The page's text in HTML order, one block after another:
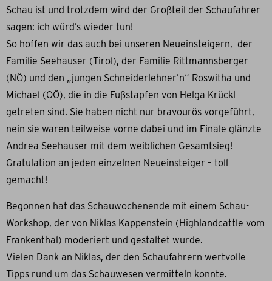
Schau ist und trotzdem wird der Großteil der Schaufahrer
sagen: ich würd’s wieder tun!
So hoffen wir das auch bei unseren Neueinsteigern, der
Familie Seehauser (Tirol), der Familie Rittmannsberger
(NÖ) und den „jungen Schneiderlehner’n“ Roswitha und
Michael (OÖ), die in die Fußstapfen von Helga Krückl
getreten sind. Sie haben nicht nur bravourös vorgeführt,
nein sie waren teilweise vorne dabei und im Finale glänzte
Andrea Seehauser mit dem weiblichen Gesamtsieg!
Gratulation an jeden einzelnen Neueinsteiger – toll
gemacht!
Begonnen hat das Schauwochenende mit einem Schau-
Workshop, der von Niklas Kappenstein (Highlandcattle vom
Frankenthal) moderiert und gestaltet wurde.
Vielen Dank an Niklas, der den Schaufahrern wertvolle
Tipps rund um das Schauwesen vermitteln konnte.